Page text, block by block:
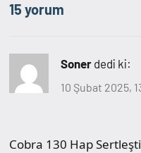
15 yorum
Soner dedi ki:
10 Şubat 2025,
Cobra 130 Hap